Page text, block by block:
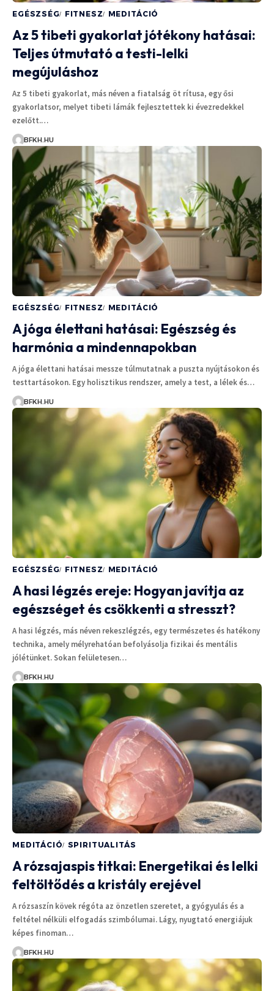
EGÉSZSÉG FITNESZ MEDITÁCIÓ
Az 5 tibeti gyakorlat jótékony hatásai:
Teljes útmutató a testi-lelki
megújuláshoz
Az 5 tibeti gyakorlat, más néven a fiatalság öt rítusa, egy ősi
gyakorlatsor, melyet tibeti lámák fejlesztettek ki évezredekkel
ezelőtt.…
BFKH.HU
EGÉSZSÉG FITNESZ MEDITÁCIÓ
A jóga élettani hatásai: Egészség és
harmónia a mindennapokban
A jóga élettani hatásai messze túlmutatnak a puszta nyújtásokon és
testtartásokon. Egy holisztikus rendszer, amely a test, a lélek és…
BFKH.HU
EGÉSZSÉG FITNESZ MEDITÁCIÓ
A hasi légzés ereje: Hogyan javítja az
egészséget és csökkenti a stresszt?
A hasi légzés, más néven rekeszlégzés, egy természetes és hatékony
technika, amely mélyrehatóan befolyásolja fizikai és mentális
jólétünket. Sokan felületesen…
BFKH.HU
MEDITÁCIÓ SPIRITUALITÁS
A rózsajaspis titkai: Energetikai és lelki
feltöltődés a kristály erejével
A rózsaszín kövek régóta az önzetlen szeretet, a gyógyulás és a
feltétel nélküli elfogadás szimbólumai. Lágy, nyugtató energiájuk
képes finoman…
BFKH.HU